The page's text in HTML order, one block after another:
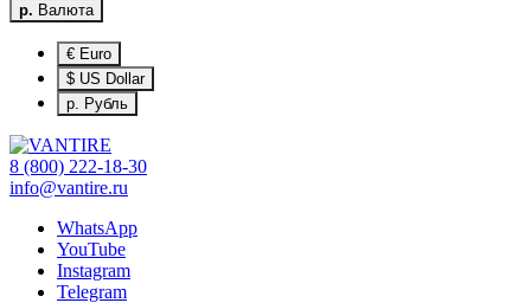
р. Валюта
€ Euro
$ US Dollar
р. Рубль
8 (800) 222-18-30
info@vantire.ru
WhatsApp
YouTube
Instagram
Telegram